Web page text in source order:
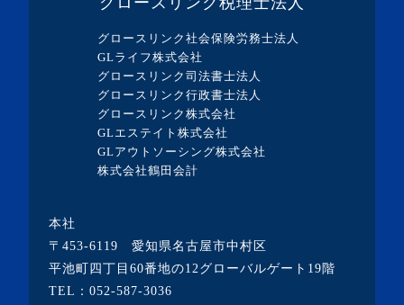
・2023年9月(5記事)
・2023年8月(13記事)
・2023年7月(9記事)
・2023年6月(1記事)
・2023年5月(3記事)
・2023年4月(4記事)
・2023年2月(2記事)
・2023年1月(1記事)
・2022年12月(2記事)
グロースリンク社会保険労務士法人
GLライフ株式会社
グロースリンク司法書士法人
グロースリンク行政書士法人
グロースリンク株式会社
GLエステイト株式会社
GLアウトソーシング株式会社
株式会社鶴田会計
本社
〒453-6119 愛知県名古屋市中村区
平池町四丁目60番地の12グローバルゲート19階
TEL： 052-587-3036